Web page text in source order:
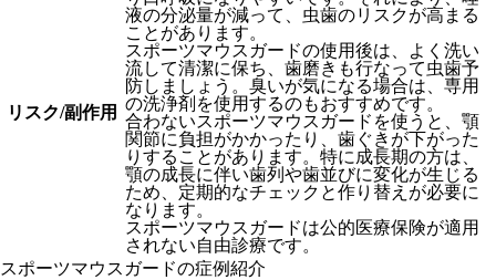
リスク/副作用
液の分泌量が減って、虫歯のリスクが高まる
ことがあります。
スポーツマウスガードの使用後は、よく洗い
流して清潔に保ち、歯磨きも行なって虫歯予
防しましょう。臭いが気になる場合は、専用
の洗浄剤を使用するのもおすすめです。
合わないスポーツマウスガードを使うと、顎
関節に負担がかかったり、歯ぐきが下がった
りすることがあります。特に成長期の方は、
顎の成長に伴い歯列や歯並びに変化が生じる
ため、定期的なチェックと作り替えが必要に
なります。
スポーツマウスガードは公的医療保険が適用
されない自由診療です。
スポーツマウスガードの症例紹介